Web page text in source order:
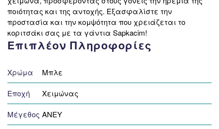
ποιότητας και της αντοχής. Εξασφαλίστε την
προστασία και την κομψότητα που χρειάζεται το
κοριτσάκι σας με τα γάντια Sapkacim!
Επιπλέον Πληροφορίες
Χρώμα Μπλε
Εποχή Χειμώνας
Μέγεθος ANEY